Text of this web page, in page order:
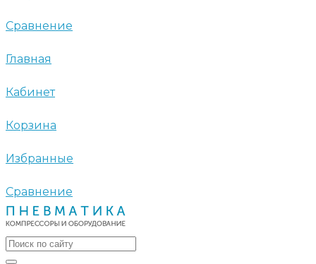
Сравнение
Главная
Кабинет
Корзина
Избранные
Сравнение